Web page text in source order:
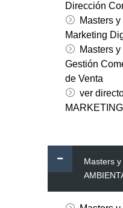
Dirección
Masters
Marketing
Masters
Gestión
de Venta
ver
Masters